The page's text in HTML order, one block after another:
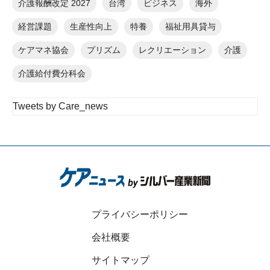
介護報酬改定 2027 台湾 ビジネス 海外
経営課題 生産性向上 特養 福祉用具貸与
ケアマネ協会 プリズム レクリエーション 介護
介護給付費分科会
Tweets by Care_news
プライバシーポリシー
会社概要
サイトマップ